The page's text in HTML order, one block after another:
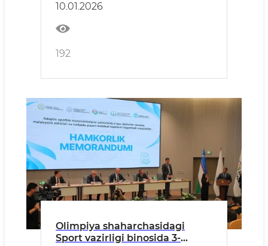
10.01.2026
192
Olimpiya shaharchasidagi
Sport vazirligi binosida 3-